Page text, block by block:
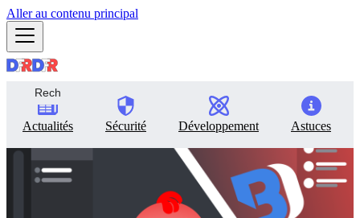
Aller au contenu principal
Actualités Sécurité Développement Astuces